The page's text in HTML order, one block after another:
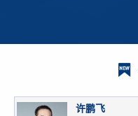
许鹏飞